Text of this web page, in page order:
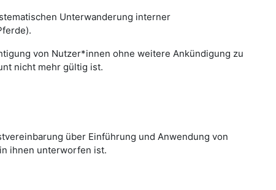
Unterwanderung interner
von Nutzer*innen ohne weitere Ankündigung zu
nicht mehr gültig ist.
über Einführung und Anwendung von
ihnen unterworfen ist.